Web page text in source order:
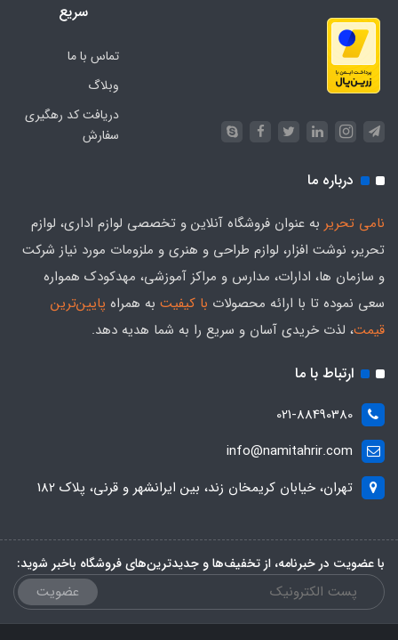
سریع
تماس با ما
وبلاگ
دریافت کد رهگیری
سفارش
درباره ما
نامی تحریر به عنوان فروشگاه آنلاین و تخصصی لوازم اداری، لوازم
تحریر، نوشت افزار، لوازم طراحی و هنری و ملزومات مورد نیاز شرکت
و سازمان ها، ادارات، مدارس و مراکز آموزشی، مهدکودک همواره
سعی نموده تا با ارائه محصولات با کیفیت به همراه پایین‌ترین
قیمت، لذت خریدی آسان و سریع را به شما هدیه‌ دهد.
ارتباط با ما
021-88490380
info@namitahrir.com
تهران، خیابان کریمخان زند، بین ایرانشهر و قرنی، پلاک 182
با عضویت در خبرنامه، از تخفیف‌ها و جدیدترین‌های فروشگاه باخبر شوید:
عضویت